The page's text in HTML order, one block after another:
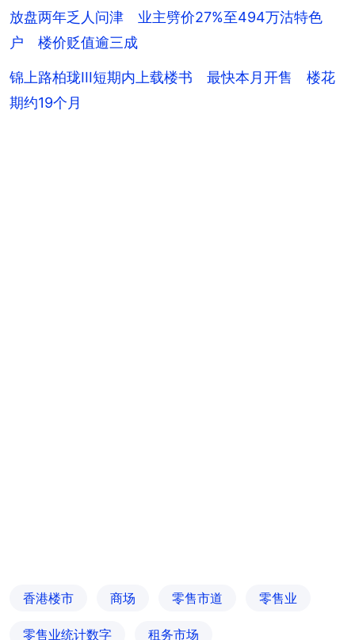
放盘两年乏人问津 业主劈价27%至494万沽特色
户 楼价贬值逾三成
锦上路柏珑III短期内上载楼书 最快本月开售 楼花
期约19个月
香港楼市 商场 零售市道 零售业
零售业统计数字 租务市场